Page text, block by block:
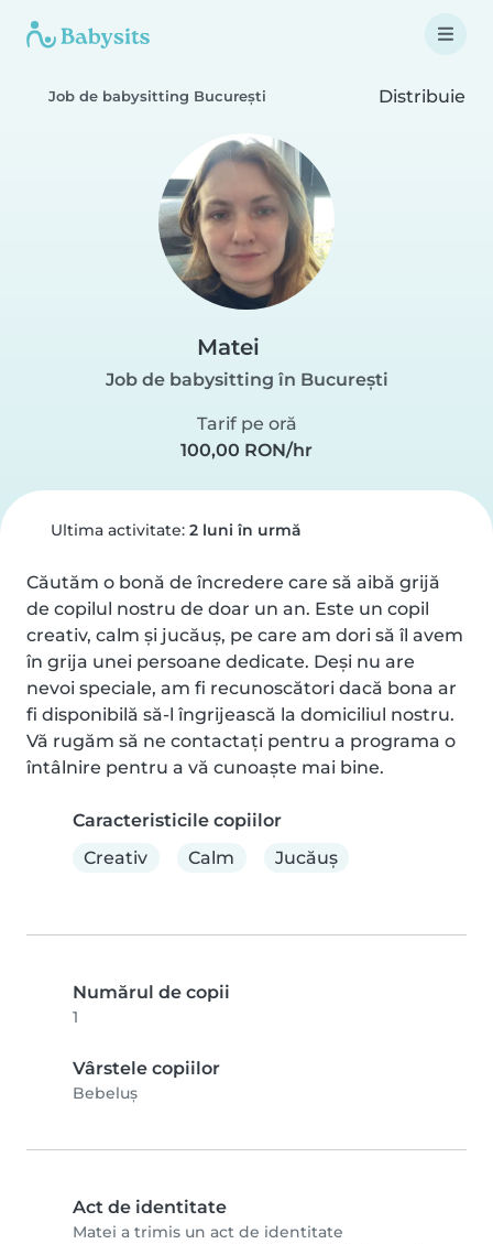
Job de babysitting București Distribuie
Matei
Job de babysitting în București
Tarif pe oră
100,00 RON/hr
Ultima activitate: 2 luni în urmă
Căutăm o bonă de încredere care să aibă grijă
de copilul nostru de doar un an. Este un copil
creativ, calm și jucăuș, pe care am dori să îl avem
în grija unei persoane dedicate. Deși nu are
nevoi speciale, am fi recunoscători dacă bona ar
fi disponibilă să-l îngrijească la domiciliul nostru.
Vă rugăm să ne contactați pentru a programa o
întâlnire pentru a vă cunoaște mai bine.
Caracteristicile copiilor
Creativ
Calm Jucăuş
Numărul de copii
1
Vârstele copiilor
Bebeluș
Act de identitate
Matei a trimis un act de identitate